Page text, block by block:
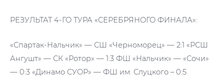
РЕЗУЛЬТАТ 4-ГО ТУРА «СЕРЕБРЯНОГО ФИНАЛА»:
«Спартак-Нальчик» — СШ «Черноморец» — 2:1 «РСШ
Ангушт» — СК «Ротор» — 1:3 ФШ «Нальчик» — «Сочи»
— 0:3 «Динамо СУОР» — ФШ им. Слуцкого – 0:5